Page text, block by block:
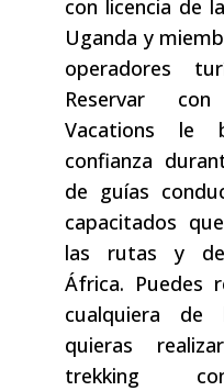
con licencia de
Uganda y
operadores
Reservar
Vacations le
confianza
de guías
capacitados
las rutas y
África. Puedes
cualquiera de
quieras
trekking